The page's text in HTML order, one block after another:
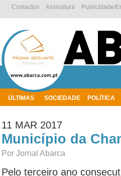
ÚLTIMAS SOCIEDADE POLÍTICA
Publicidade/
Assinatura
Contactos
11 MAR 2017
Município da
Por Jornal Abarca
Pelo terceiro ano